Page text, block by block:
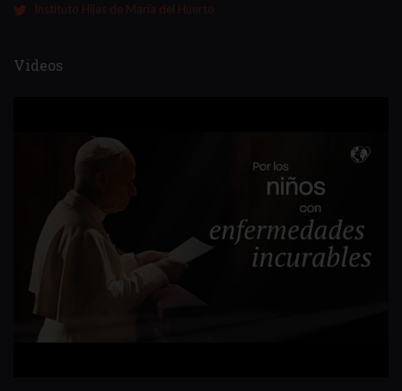
Instituto Hijas de María del Huerto
Videos